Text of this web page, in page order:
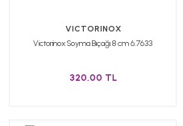
VICTORINOX
Victorinox Soyma Bıçağı 8 cm 6.7633
320,00 TL